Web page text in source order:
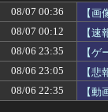
ライザの公式AIゲ
【画像】「未経験
ヒロイン攻略後に
【速報】ダンロン
【画像】あの人気
【仮面ライダーマ
【悲報】熊本地震
08/07 00:36
【
08/07 00:12
【
08/06 23:35
【
08/06 23:05
【
08/06 22:35
【